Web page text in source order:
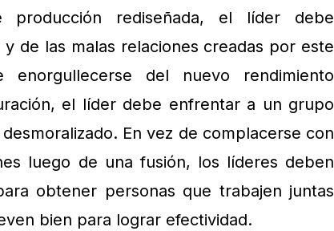
rediseñada, el líder debe
de las malas relaciones creadas por este
del nuevo rendimiento
el líder debe enfrentar a un grupo
En vez de complacerse con
luego de una fusión, los líderes deben
obtener personas que trabajen juntas
bien para lograr efectividad.